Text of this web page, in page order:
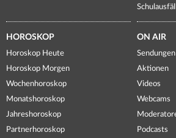
HOROSKOP
Horoskop Heute
Horoskop Morgen
Wochenhoroskop
Monatshoroskop
Jahreshoroskop
Partnerhoroskop
ON AIR
Sendungen
Aktionen
Videos
Webcams
Podcasts